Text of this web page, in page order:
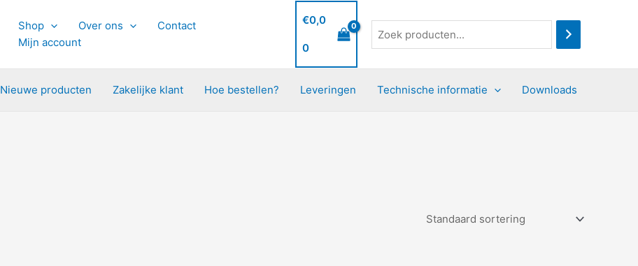
Shop Over ons
Contact
Mijn account
€0,0
0
Nieuwe producten Zakelijke klant Hoe bestellen? Leveringen Technische informatie Downloads